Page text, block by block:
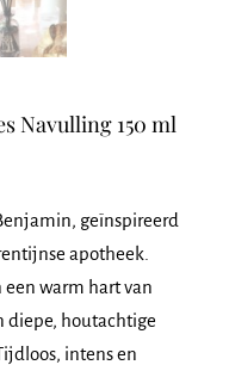
Navulling 150 ml
geïnspireerd
apotheek.
warm hart van
diepe, houtachtige
intens en